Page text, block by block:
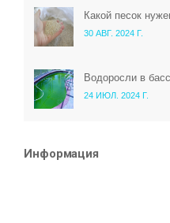
Какой песок
30 АВГ. 2024 Г.
Водоросли в
24 ИЮЛ. 2024 Г.
Информация